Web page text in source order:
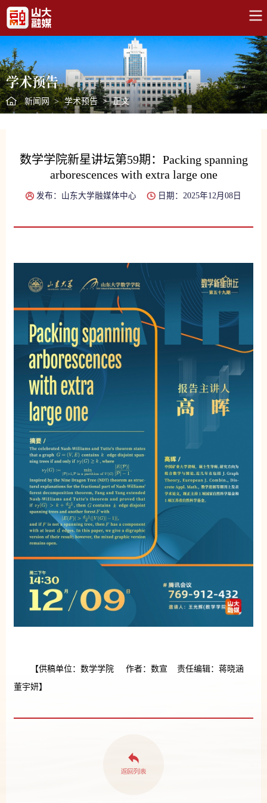
学术预告
新闻网 > 学术预告 > 正文
数学学院新星讲坛第59期：Packing spanning
arborescences with extra large one
发布：山东大学融媒体中心 日期：2025年12月08日
【供稿单位：数学学院 作者：数宣 责任编辑：蒋晓涵
董宇妍】